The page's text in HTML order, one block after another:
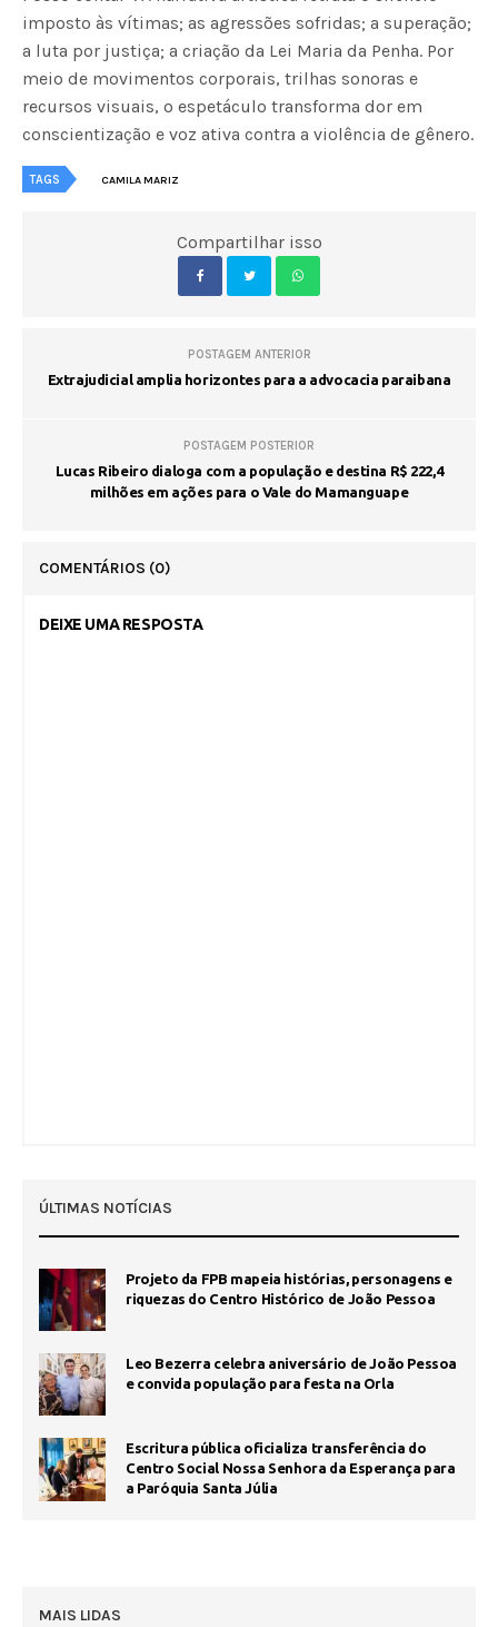
imposto às vítimas; as agressões sofridas; a superação;
a luta por justiça; a criação da Lei Maria da Penha. Por
meio de movimentos corporais, trilhas sonoras e
recursos visuais, o espetáculo transforma dor em
conscientização e voz ativa contra a violência de gênero.
TAGS CAMILA MARIZ
Compartilhar isso
POSTAGEM ANTERIOR
Extrajudicial amplia horizontes para a advocacia paraibana
POSTAGEM POSTERIOR
Lucas Ribeiro dialoga com a população e destina R$ 222,4
milhões em ações para o Vale do Mamanguape
COMENTÁRIOS (0)
DEIXE UMA RESPOSTA
ÚLTIMAS NOTÍCIAS
Projeto da FPB mapeia histórias, personagens e
riquezas do Centro Histórico de João Pessoa
Leo Bezerra celebra aniversário de João Pessoa
e convida população para festa na Orla
Escritura pública oficializa transferência do
Centro Social Nossa Senhora da Esperança para
a Paróquia Santa Júlia
MAIS LIDAS